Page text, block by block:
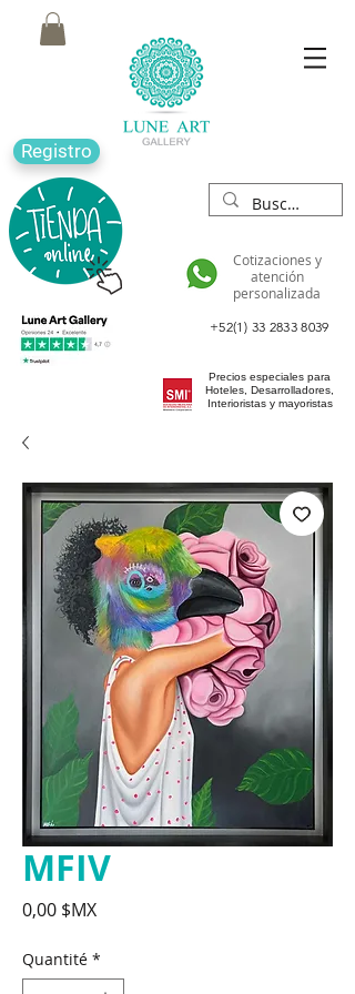
Registro
Cotizaciones y
atención
personalizada
+52(1) 33 2833 8039
Precios especiales para
Hoteles, Desarrolladores,
Interioristas y mayoristas
MFIV
0,00 $MXPrix
Quantité *